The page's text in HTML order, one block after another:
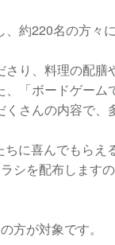
約220名の方々
り、料理の配膳
「ボードゲーム
さんの内容で、
に喜んでもらえ
シを配布します
方が対象です。